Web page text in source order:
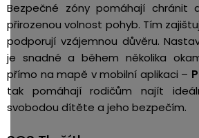
Bezpečné zóny pomáhají chránit
přirozenou volnost pohyb. Tím
podporují vzájemnou důvěru.
je snadné a během několika
přímo na mapě v mobilní aplikaci –
tak pomáhají rodičům najít
svobodou dítěte a jeho bezpečím.